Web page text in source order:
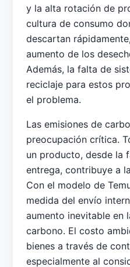
y la alta rotación de
cultura de consumo
descartan
aumento de los
Además, la falta de
reciclaje para estos
el problema.
Las emisiones de
preocupación crítica.
un producto, desde la
entrega, contribuye a
Con el modelo de
medida del envío
aumento inevitable en
carbono. El costo
bienes a través de
especialmente al